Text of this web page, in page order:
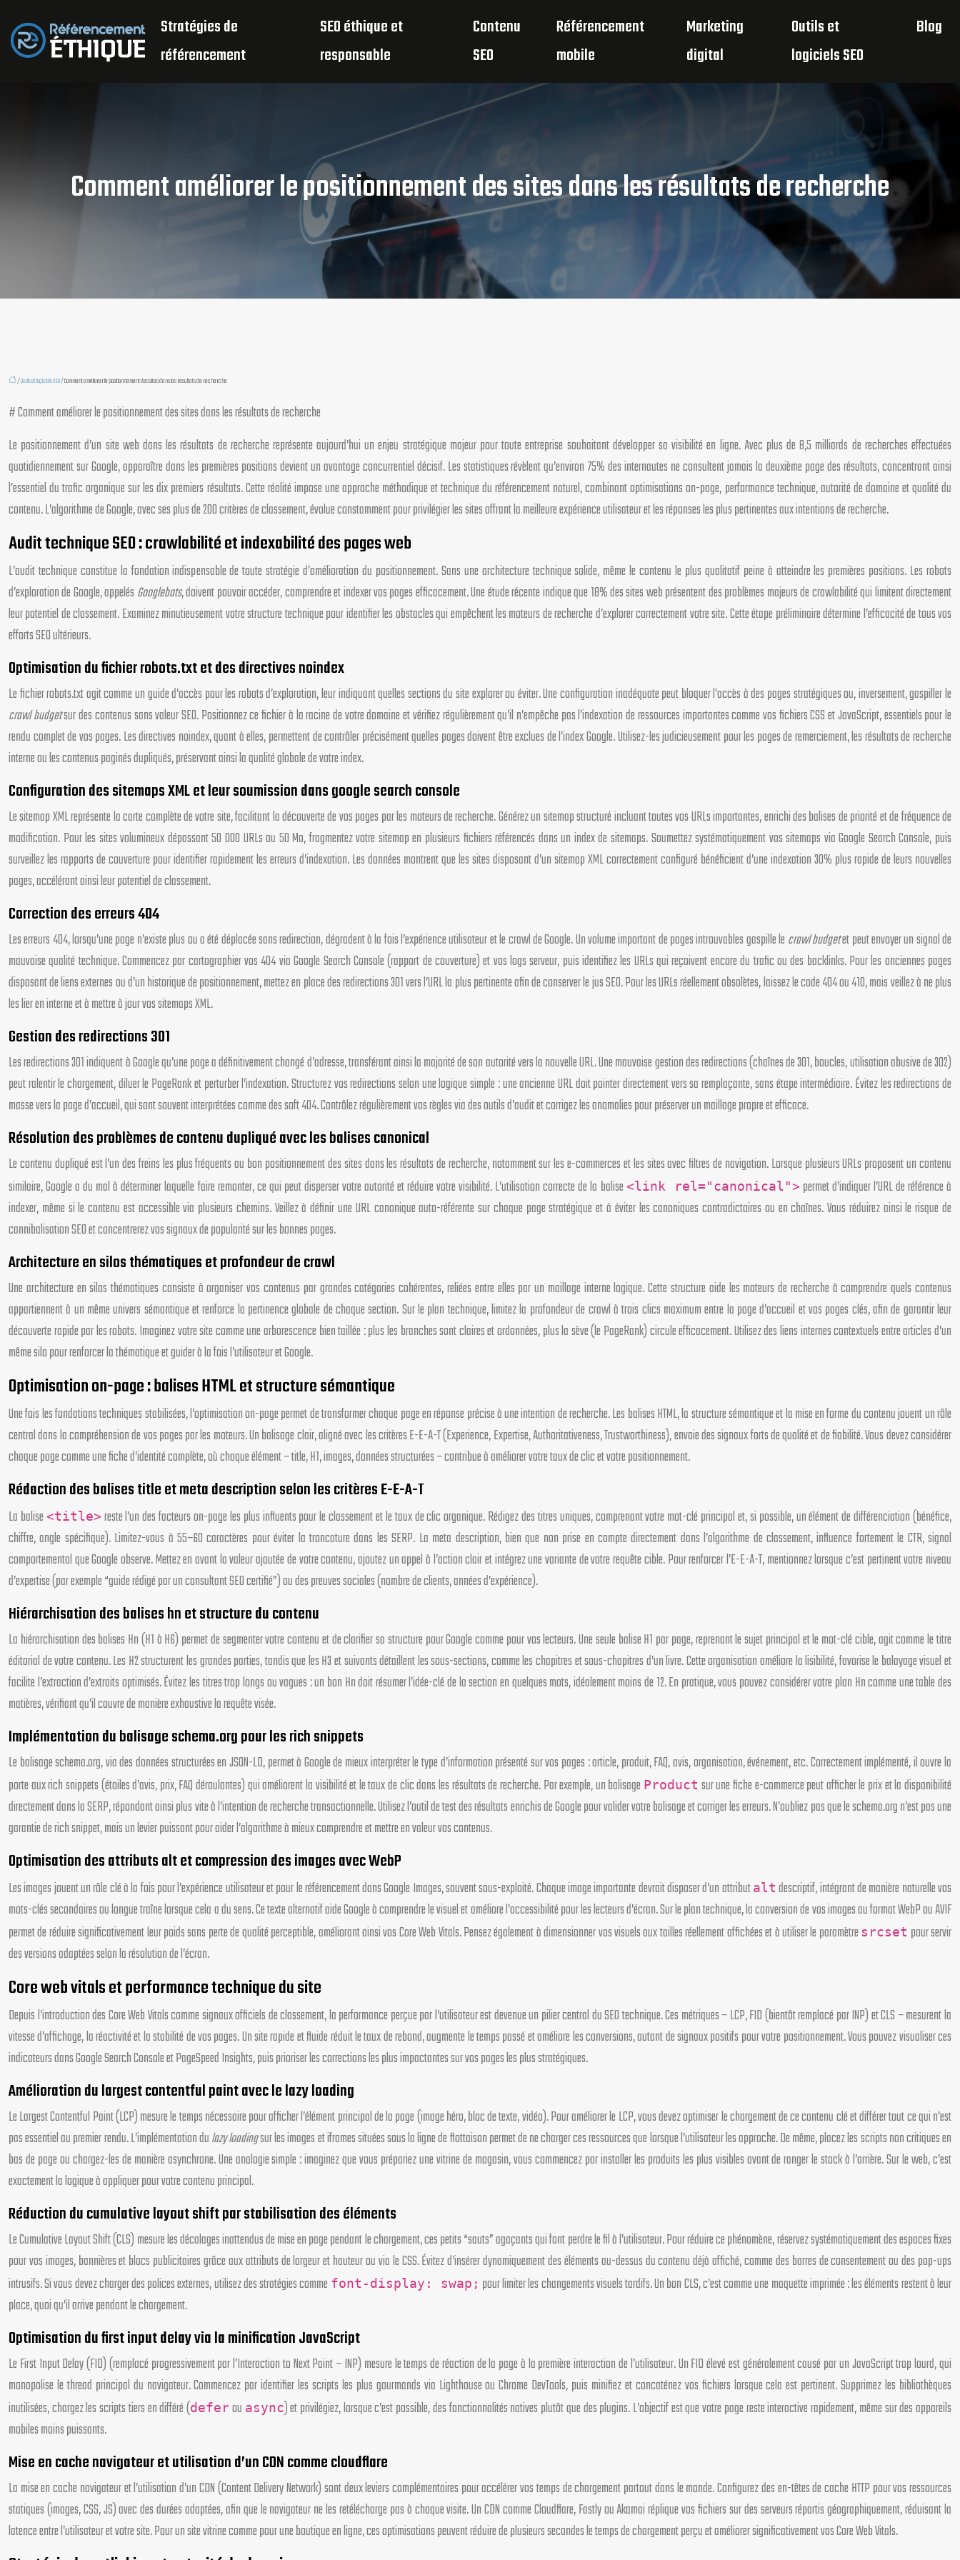
Stratégies de
référencement
SEO éthique et
responsable
Contenu
SEO
Référencement
mobile
Marketing
digital
Outils et
logiciels SEO
Blog
Comment améliorer le positionnement des sites dans les résultats de recherche
/Outils et logiciels SEO/ Comment améliorer le positionnement des sites dans les résultats de recherche
# Comment améliorer le positionnement des sites dans les résultats de recherche
Le positionnement d’un site web dans les résultats de recherche représente aujourd’hui un enjeu stratégique majeur pour toute entreprise souhaitant développer sa visibilité en ligne. Avec plus de 8,5 milliards de recherches effectuées
quotidiennement sur Google, apparaître dans les premières positions devient un avantage concurrentiel décisif. Les statistiques révèlent qu’environ 75% des internautes ne consultent jamais la deuxième page des résultats, concentrant ainsi
l’essentiel du trafic organique sur les dix premiers résultats. Cette réalité impose une approche méthodique et technique du référencement naturel, combinant optimisations on-page, performance technique, autorité de domaine et qualité du
contenu. L’algorithme de Google, avec ses plus de 200 critères de classement, évolue constamment pour privilégier les sites offrant la meilleure expérience utilisateur et les réponses les plus pertinentes aux intentions de recherche.
Audit technique SEO : crawlabilité et indexabilité des pages web
L’audit technique constitue la fondation indispensable de toute stratégie d’amélioration du positionnement. Sans une architecture technique solide, même le contenu le plus qualitatif peine à atteindre les premières positions. Les robots
d’exploration de Google, appelés Googlebots, doivent pouvoir accéder, comprendre et indexer vos pages efficacement. Une étude récente indique que 18% des sites web présentent des problèmes majeurs de crawlabilité qui limitent directement
leur potentiel de classement. Examinez minutieusement votre structure technique pour identifier les obstacles qui empêchent les moteurs de recherche d’explorer correctement votre site. Cette étape préliminaire détermine l’efficacité de tous vos
efforts SEO ultérieurs.
Optimisation du fichier robots.txt et des directives noindex
Le fichier robots.txt agit comme un guide d’accès pour les robots d’exploration, leur indiquant quelles sections du site explorer ou éviter. Une configuration inadéquate peut bloquer l’accès à des pages stratégiques ou, inversement, gaspiller le
crawl budgetsur des contenus sans valeur SEO. Positionnez ce fichier à la racine de votre domaine et vérifiez régulièrement qu’il n’empêche pas l’indexation de ressources importantes comme vos fichiers CSS et JavaScript, essentiels pour le
rendu complet de vos pages. Les directives noindex, quant à elles, permettent de contrôler précisément quelles pages doivent être exclues de l’index Google. Utilisez-les judicieusement pour les pages de remerciement, les résultats de recherche
interne ou les contenus paginés dupliqués, préservant ainsi la qualité globale de votre index.
Configuration des sitemaps XML et leur soumission dans google search console
Le sitemap XML représente la carte complète de votre site, facilitant la découverte de vos pages par les moteurs de recherche. Générez un sitemap structuré incluant toutes vos URLs importantes, enrichi des balises de priorité et de fréquence de
modification. Pour les sites volumineux dépassant 50 000 URLs ou 50 Mo, fragmentez votre sitemap en plusieurs fichiers référencés dans un index de sitemaps. Soumettez systématiquement vos sitemaps via Google Search Console, puis
surveillez les rapports de couverture pour identifier rapidement les erreurs d’indexation. Les données montrent que les sites disposant d’un sitemap XML correctement configuré bénéficient d’une indexation 30% plus rapide de leurs nouvelles
pages, accélérant ainsi leur potentiel de classement.
Correction des erreurs 404
Les erreurs 404, lorsqu’une page n’existe plus ou a été déplacée sans redirection, dégradent à la fois l’expérience utilisateur et le crawl de Google. Un volume important de pages introuvables gaspille lecrawl budgetet peut envoyer un signal de
mauvaise qualité technique. Commencez par cartographier vos 404 via Google Search Console (rapport de couverture) et vos logs serveur, puis identifiez les URLs qui reçoivent encore du trafic ou des backlinks. Pour les anciennes pages
disposant de liens externes ou d’un historique de positionnement, mettez en place des redirections 301 vers l’URL la plus pertinente afin de conserver le jus SEO. Pour les URLs réellement obsolètes, laissez le code 404 ou 410, mais veillez à ne plus
les lier en interne et à mettre à jour vos sitemaps XML.
Gestion des redirections 301
Les redirections 301 indiquent à Google qu’une page a définitivement changé d’adresse, transférant ainsi la majorité de son autorité vers la nouvelle URL. Une mauvaise gestion des redirections (chaînes de 301, boucles, utilisation abusive de 302)
peut ralentir le chargement, diluer le PageRank et perturber l’indexation. Structurez vos redirections selon une logique simple : une ancienne URL doit pointer directement vers sa remplaçante, sans étape intermédiaire. Évitez les redirections de
masse vers la page d’accueil, qui sont souvent interprétées comme des soft 404. Contrôlez régulièrement vos règles via des outils d’audit et corrigez les anomalies pour préserver un maillage propre et efficace.
Résolution des problèmes de contenu dupliqué avec les balises canonical
Le contenu dupliqué est l’un des freins les plus fréquents au bon positionnement des sites dans les résultats de recherche, notamment sur les e-commerces et les sites avec filtres de navigation. Lorsque plusieurs URLs proposent un contenu
similaire, Google a du mal à déterminer laquelle faire remonter, ce qui peut disperser votre autorité et réduire votre visibilité. L’utilisation correcte de la balise <link rel="canonical"> permet d’indiquer l’URL de référence à
indexer, même si le contenu est accessible via plusieurs chemins. Veillez à définir une URL canonique auto-référente sur chaque page stratégique et à éviter les canoniques contradictoires ou en chaînes. Vous réduirez ainsi le risque de
cannibalisation SEO et concentrerez vos signaux de popularité sur les bonnes pages.
Architecture en silos thématiques et profondeur de crawl
Une architecture en silos thématiques consiste à organiser vos contenus par grandes catégories cohérentes, reliées entre elles par un maillage interne logique. Cette structure aide les moteurs de recherche à comprendre quels contenus
appartiennent à un même univers sémantique et renforce la pertinence globale de chaque section. Sur le plan technique, limitez la profondeur de crawl à trois clics maximum entre la page d’accueil et vos pages clés, afin de garantir leur
découverte rapide par les robots. Imaginez votre site comme une arborescence bien taillée : plus les branches sont claires et ordonnées, plus la sève (le PageRank) circule efficacement. Utilisez des liens internes contextuels entre articles d’un
même silo pour renforcer la thématique et guider à la fois l’utilisateur et Google.
Optimisation on-page : balises HTML et structure sémantique
Une fois les fondations techniques stabilisées, l’optimisation on-page permet de transformer chaque page en réponse précise à une intention de recherche. Les balises HTML, la structure sémantique et la mise en forme du contenu jouent un rôle
central dans la compréhension de vos pages par les moteurs. Un balisage clair, aligné avec les critères E-E-A-T (Experience, Expertise, Authoritativeness, Trustworthiness), envoie des signaux forts de qualité et de fiabilité. Vous devez considérer
chaque page comme une fiche d’identité complète, où chaque élément – title, H1, images, données structurées – contribue à améliorer votre taux de clic et votre positionnement.
Rédaction des balises title et meta description selon les critères E-E-A-T
La balise <title> reste l’un des facteurs on-page les plus influents pour le classement et le taux de clic organique. Rédigez des titres uniques, comprenant votre mot-clé principal et, si possible, un élément de différenciation (bénéfice,
chiffre, angle spécifique). Limitez-vous à 55–60 caractères pour éviter la troncature dans les SERP. La meta description, bien que non prise en compte directement dans l’algorithme de classement, influence fortement le CTR, signal
comportemental que Google observe. Mettez en avant la valeur ajoutée de votre contenu, ajoutez un appel à l’action clair et intégrez une variante de votre requête cible. Pour renforcer l’E-E-A-T, mentionnez lorsque c’est pertinent votre niveau
d’expertise (par exemple “guide rédigé par un consultant SEO certifié”) ou des preuves sociales (nombre de clients, années d’expérience).
Hiérarchisation des balises hn et structure du contenu
La hiérarchisation des balises Hn (H1 à H6) permet de segmenter votre contenu et de clarifier sa structure pour Google comme pour vos lecteurs. Une seule balise H1 par page, reprenant le sujet principal et le mot-clé cible, agit comme le titre
éditorial de votre contenu. Les H2 structurent les grandes parties, tandis que les H3 et suivants détaillent les sous-sections, comme les chapitres et sous-chapitres d’un livre. Cette organisation améliore la lisibilité, favorise le balayage visuel et
facilite l’extraction d’extraits optimisés. Évitez les titres trop longs ou vagues : un bon Hn doit résumer l’idée-clé de la section en quelques mots, idéalement moins de 12. En pratique, vous pouvez considérer votre plan Hn comme une table des
matières, vérifiant qu’il couvre de manière exhaustive la requête visée.
Implémentation du balisage schema.org pour les rich snippets
Le balisage schema.org, via des données structurées en JSON-LD, permet à Google de mieux interpréter le type d’information présenté sur vos pages : article, produit, FAQ, avis, organisation, événement, etc. Correctement implémenté, il ouvre la
porte aux rich snippets (étoiles d’avis, prix, FAQ déroulantes) qui améliorent la visibilité et le taux de clic dans les résultats de recherche. Par exemple, un balisage Product sur une fiche e-commerce peut afficher le prix et la disponibilité
directement dans la SERP, répondant ainsi plus vite à l’intention de recherche transactionnelle. Utilisez l’outil de test des résultats enrichis de Google pour valider votre balisage et corriger les erreurs. N’oubliez pas que le schema.org n’est pas une
garantie de rich snippet, mais un levier puissant pour aider l’algorithme à mieux comprendre et mettre en valeur vos contenus.
Optimisation des attributs alt et compression des images avec WebP
Les images jouent un rôle clé à la fois pour l’expérience utilisateur et pour le référencement dans Google Images, souvent sous-exploité. Chaque image importante devrait disposer d’un attribut alt descriptif, intégrant de manière naturelle vos
mots-clés secondaires ou longue traîne lorsque cela a du sens. Ce texte alternatif aide Google à comprendre le visuel et améliore l’accessibilité pour les lecteurs d’écran. Sur le plan technique, la conversion de vos images au format WebP ou AVIF
permet de réduire significativement leur poids sans perte de qualité perceptible, améliorant ainsi vos Core Web Vitals. Pensez également à dimensionner vos visuels aux tailles réellement affichées et à utiliser le paramètre srcset pour servir
des versions adaptées selon la résolution de l’écran.
Core web vitals et performance technique du site
Depuis l’introduction des Core Web Vitals comme signaux officiels de classement, la performance perçue par l’utilisateur est devenue un pilier central du SEO technique. Ces métriques – LCP, FID (bientôt remplacé par INP) et CLS – mesurent la
vitesse d’affichage, la réactivité et la stabilité de vos pages. Un site rapide et fluide réduit le taux de rebond, augmente le temps passé et améliore les conversions, autant de signaux positifs pour votre positionnement. Vous pouvez visualiser ces
indicateurs dans Google Search Console et PageSpeed Insights, puis prioriser les corrections les plus impactantes sur vos pages les plus stratégiques.
Amélioration du largest contentful paint avec le lazy loading
Le Largest Contentful Paint (LCP) mesure le temps nécessaire pour afficher l’élément principal de la page (image héro, bloc de texte, vidéo). Pour améliorer le LCP, vous devez optimiser le chargement de ce contenu clé et différer tout ce qui n’est
pas essentiel au premier rendu. L’implémentation dulazy loadingsur les images et iframes situées sous la ligne de flottaison permet de ne charger ces ressources que lorsque l’utilisateur les approche. De même, placez les scripts non critiques en
bas de page ou chargez-les de manière asynchrone. Une analogie simple : imaginez que vous prépariez une vitrine de magasin, vous commencez par installer les produits les plus visibles avant de ranger le stock à l’arrière. Sur le web, c’est
exactement la logique à appliquer pour votre contenu principal.
Réduction du cumulative layout shift par stabilisation des éléments
Le Cumulative Layout Shift (CLS) mesure les décalages inattendus de mise en page pendant le chargement, ces petits “sauts” agaçants qui font perdre le fil à l’utilisateur. Pour réduire ce phénomène, réservez systématiquement des espaces fixes
pour vos images, bannières et blocs publicitaires grâce aux attributs de largeur et hauteur ou via le CSS. Évitez d’insérer dynamiquement des éléments au-dessus du contenu déjà affiché, comme des barres de consentement ou des pop-ups
intrusifs. Si vous devez charger des polices externes, utilisez des stratégies comme font-display: swap; pour limiter les changements visuels tardifs. Un bon CLS, c’est comme une maquette imprimée : les éléments restent à leur
place, quoi qu’il arrive pendant le chargement.
Optimisation du first input delay via la minification JavaScript
Le First Input Delay (FID) (remplacé progressivement par l’Interaction to Next Paint – INP) mesure le temps de réaction de la page à la première interaction de l’utilisateur. Un FID élevé est généralement causé par un JavaScript trop lourd, qui
monopolise le thread principal du navigateur. Commencez par identifier les scripts les plus gourmands via Lighthouse ou Chrome DevTools, puis minifiez et concaténez vos fichiers lorsque cela est pertinent. Supprimez les bibliothèques
inutilisées, chargez les scripts tiers en différé (defer ou async) et privilégiez, lorsque c’est possible, des fonctionnalités natives plutôt que des plugins. L’objectif est que votre page reste interactive rapidement, même sur des appareils
mobiles moins puissants.
Mise en cache navigateur et utilisation d’un CDN comme cloudflare
La mise en cache navigateur et l’utilisation d’un CDN (Content Delivery Network) sont deux leviers complémentaires pour accélérer vos temps de chargement partout dans le monde. Configurez des en-têtes de cache HTTP pour vos ressources
statiques (images, CSS, JS) avec des durées adaptées, afin que le navigateur ne les retélécharge pas à chaque visite. Un CDN comme Cloudflare, Fastly ou Akamai réplique vos fichiers sur des serveurs répartis géographiquement, réduisant la
latence entre l’utilisateur et votre site. Pour un site vitrine comme pour une boutique en ligne, ces optimisations peuvent réduire de plusieurs secondes le temps de chargement perçu et améliorer significativement vos Core Web Vitals.